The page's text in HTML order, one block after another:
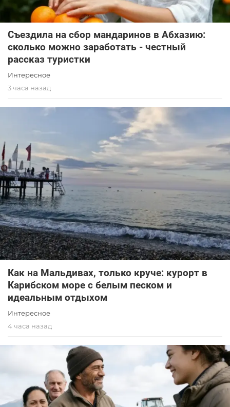
Съездила на сбор мандаринов в Абхазию:
сколько можно заработать - честный
рассказ туристки
Интересное
3 часа назад
Как на Мальдивах, только круче: курорт в
Карибском море с белым песком и
идеальным отдыхом
Интересное
4 часа назад